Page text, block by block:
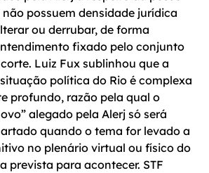
possuem densidade jurídica
ou derrubar, de forma
fixado pelo conjunto
Luiz Fux sublinhou que a
política do Rio é complexa
profundo, razão pela qual o
alegado pela Alerj só será
quando o tema for levado a
no plenário virtual ou físico do
prevista para acontecer. STF